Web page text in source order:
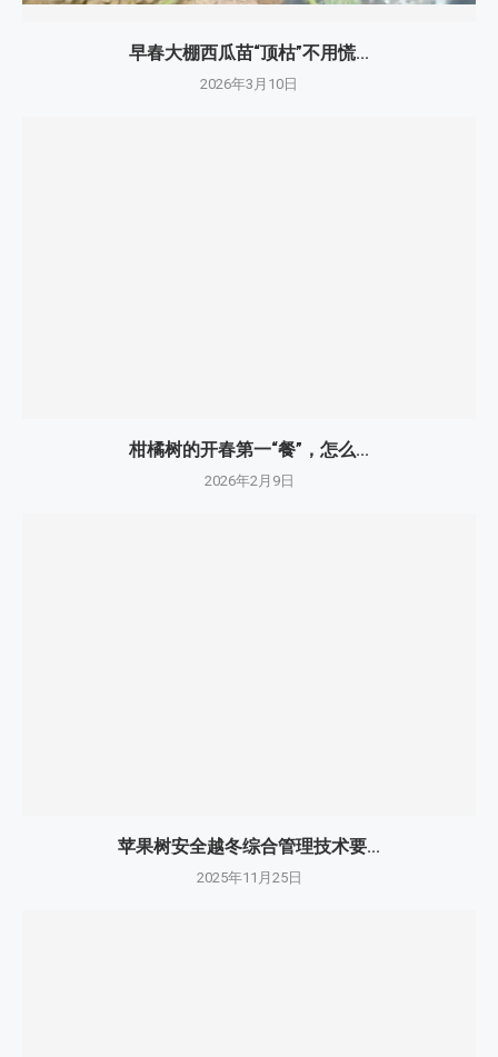
早春大棚西瓜苗“顶枯”不用慌...
2026年3月10日
柑橘树的开春第一“餐”，怎么...
2026年2月9日
苹果树安全越冬综合管理技术要...
2025年11月25日